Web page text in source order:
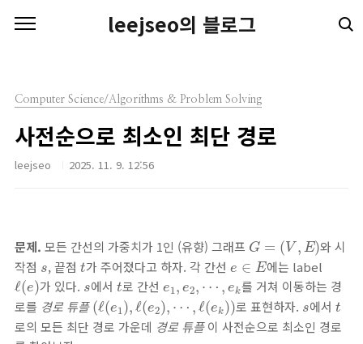
leejseo의 블로그
Computer Science/Algorithms & Problem Solving
사전순으로 최소인 최단 경로
leejseo 2025. 11. 9. 12:56
문제. 모든 간선의 가중치가 1인 (유향) 그래프 G = (V , E)
G=(V,E)
와 시
작점 s
s, 끝점 t
t가 주어졌다고 하자. 각 간선 e ∈ E
e ∈ E 에는 label
ℓ(e)
ℓ(e)가 있다. s
s에서 t
t로 간선 e1, e2, ⋯ , ek
e1,e2,⋯ek를 거쳐 이동하는 경
로를 경로 튜플 (ℓ(e1),ℓ(e2), ⋯ ,ℓ(ek))
(ℓ(e 1) ℓ(e2 ) ⋯ ℓ(ek) ) 로 표현하자. s
s에서 t
t
로의 모든 최단 경로 가운데 경로 튜플이 사전순으로 최소인 경로